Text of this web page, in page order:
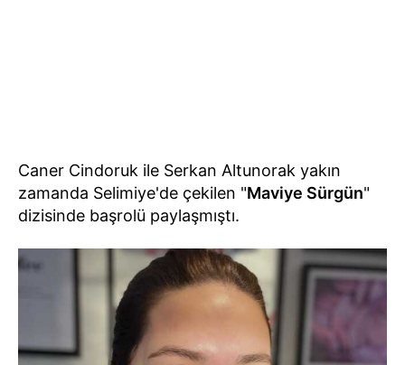
Caner Cindoruk ile Serkan Altunorak yakın
zamanda Selimiye'de çekilen "Maviye Sürgün"
dizisinde başrolü paylaşmıştı.